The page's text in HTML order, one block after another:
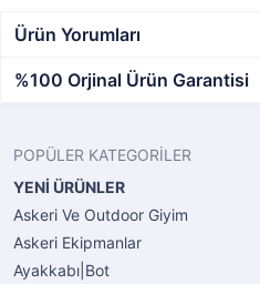
Ürün Yorumları
%100 Orjinal Ürün Garantisi
POPÜLER KATEGORİLER
YENİ ÜRÜNLER
Askeri Ve Outdoor Giyim
Askeri Ekipmanlar
Ayakkabı|Bot